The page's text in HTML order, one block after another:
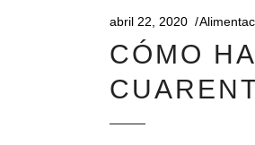
abril 22, 2020
CÓMO